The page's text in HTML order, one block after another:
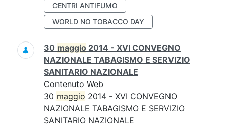
CENTRI ANTIFUMO
WORLD NO TOBACCO DAY
30 maggio 2014 - XVI CONVEGNO
NAZIONALE TABAGISMO E SERVIZIO
SANITARIO NAZIONALE
Contenuto Web
30 maggio 2014 - XVI CONVEGNO
NAZIONALE TABAGISMO E SERVIZIO
SANITARIO NAZIONALE